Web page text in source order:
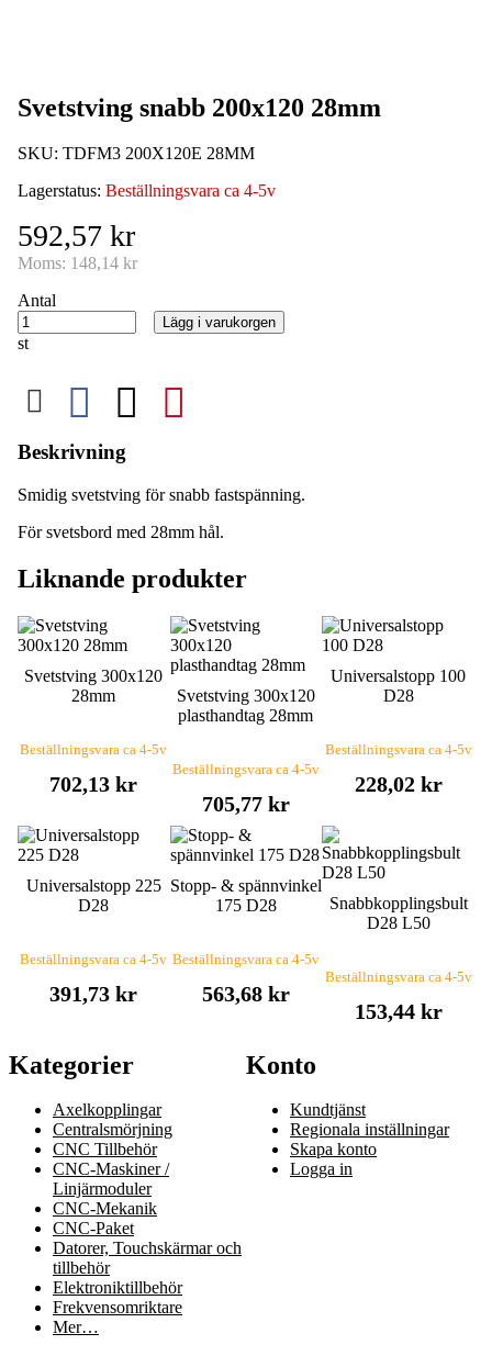
Svetstving snabb 200x120 28mm
SKU: TDFM3 200X120E 28MM
Lagerstatus: Beställningsvara ca 4-5v
592,57 kr
Moms: 148,14 kr
Antal
st
Lägg i varukorgen
Beskrivning
Smidig svetstving för snabb fastspänning.
För svetsbord med 28mm hål.
Liknande produkter
Svetstving 300x120
28mm
Beställningsvara ca 4-5v
702,13 kr
Svetstving 300x120
plasthandtag 28mm
Beställningsvara ca 4-5v
705,77 kr
Universalstopp 100
D28
Beställningsvara ca 4-5v
228,02 kr
Universalstopp 225
D28
Beställningsvara ca 4-5v
391,73 kr
Stopp- & spännvinkel
175 D28
Beställningsvara ca 4-5v
563,68 kr
Snabbkopplingsbult
D28 L50
Beställningsvara ca 4-5v
153,44 kr
Kategorier
Axelkopplingar
Centralsmörjning
CNC Tillbehör
CNC-Maskiner /
Linjärmoduler
CNC-Mekanik
CNC-Paket
Datorer, Touchskärmar och
tillbehör
Elektroniktillbehör
Frekvensomriktare
Mer…
Konto
Kundtjänst
Regionala inställningar
Skapa konto
Logga in